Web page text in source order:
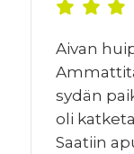
Aivan
sydän
oli
Saatiin